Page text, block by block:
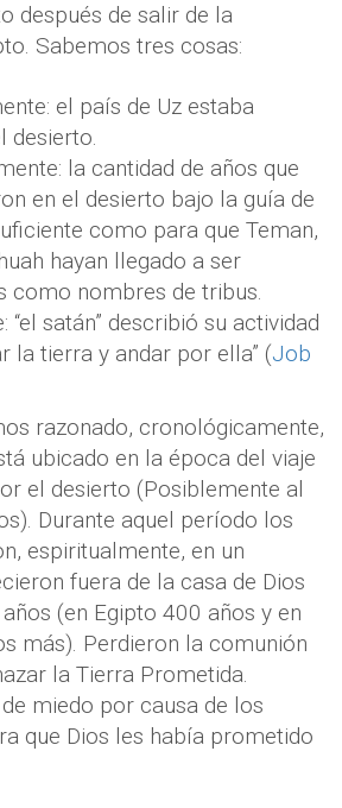
después de salir de la
Sabemos tres cosas:
el país de Uz estaba
desierto.
la cantidad de años que
en el desierto bajo la guía de
como para que Teman,
hayan llegado a ser
como nombres de tribus.
“el satán” describió su actividad
la tierra y andar por ella” (Job
razonado, cronológicamente,
ubicado en la época del viaje
el desierto (Posiblemente al
Durante aquel período los
espiritualmente, en un
fuera de la casa de Dios
años (en Egipto 400 años y en
más). Perdieron la comunión
la Tierra Prometida.
miedo por causa de los
que Dios les había prometido